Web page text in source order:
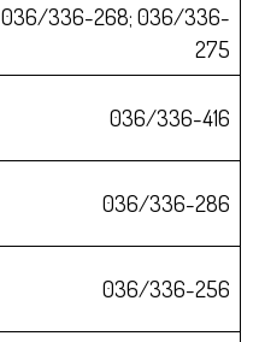
036/336-268; 036/336-
275
036/336-416
036/336-286
036/336-256